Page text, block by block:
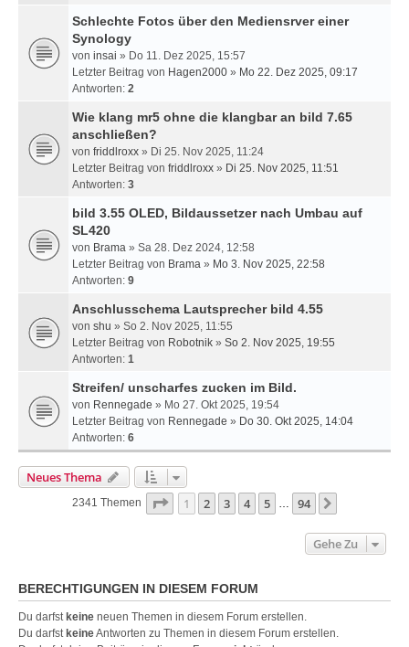
Schlechte Fotos über den Mediensrver einer
Synology
von insai » Do 11. Dez 2025, 15:57
Letzter Beitrag von Hagen2000 » Mo 22. Dez 2025, 09:17
Antworten: 2
Wie klang mr5 ohne die klangbar an bild 7.65
anschließen?
von friddlroxx » Di 25. Nov 2025, 11:24
Letzter Beitrag von friddlroxx » Di 25. Nov 2025, 11:51
Antworten: 3
bild 3.55 OLED, Bildaussetzer nach Umbau auf
SL420
von Brama » Sa 28. Dez 2024, 12:58
Letzter Beitrag von Brama » Mo 3. Nov 2025, 22:58
Antworten: 9
Anschlusschema Lautsprecher bild 4.55
von shu » So 2. Nov 2025, 11:55
Letzter Beitrag von Robotnik » So 2. Nov 2025, 19:55
Antworten: 1
Streifen/ unscharfes zucken im Bild.
von Rennegade » Mo 27. Okt 2025, 19:54
Letzter Beitrag von Rennegade » Do 30. Okt 2025, 14:04
Antworten: 6
Neues Thema
2341 Themen Seite 1Von 94
1 2 3 4 5 … 94
Gehe Zu
BERECHTIGUNGEN IN DIESEM FORUM
Du darfst keine neuen Themen in diesem Forum erstellen.
Du darfst keineAntworten zu Themen in diesem Forum erstellen.